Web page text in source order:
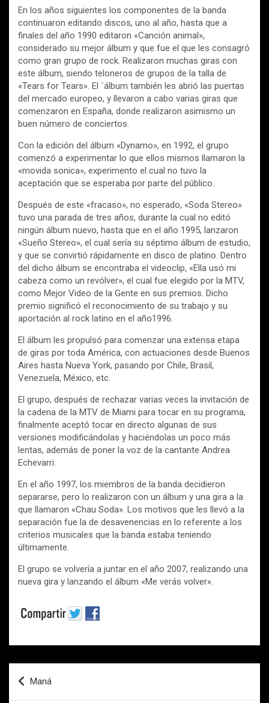
En los años siguientes los componentes de la banda
continuaron editando discos, uno al año, hasta que a
finales del año 1990 editaron «Canción animal»,
considerado su mejor álbum y que fue el que les consagró
como gran grupo de rock. Realizaron muchas giras con
este álbum, siendo teloneros de grupos de la talla de
«Tears for Tears». El ´álbum también les abrió las puertas
del mercado europeo, y llevaron a cabo varias giras que
comenzaron en España, donde realizaron asimismo un
buen número de conciertos.
Con la edición del álbum «Dynamo», en 1992, el grupo
comenzó a experimentar lo que ellos mismos llamaron la
«movida sonica», experimento el cual no tuvo la
aceptación que se esperaba por parte del público.
Después de este «fracaso», no esperado, «Soda Stereo»
tuvo una parada de tres años, durante la cual no editó
ningún álbum nuevo, hasta que en el año 1995, lanzaron
«Sueño Stereo», el cual sería su séptimo álbum de estudio,
y que se convirtió rápidamente en disco de platino. Dentro
del dicho álbum se encontraba el videoclip, «Ella usó mi
cabeza como un revólver», el cual fue elegido por la MTV,
como Mejor Video de la Gente en sus premios. Dicho
premio significó el reconocimiento de su trabajo y su
aportación al rock latino en el año1996.
El álbum les propulsó para comenzar una extensa etapa
de giras por toda América, con actuaciones desde Buenos
Aires hasta Nueva York, pasando por Chile, Brasil,
Venezuela, México, etc.
El grupo, después de rechazar varias veces la invitación de
la cadena de la MTV de Miami para tocar en su programa,
finalmente aceptó tocar en directo algunas de sus
versiones modificándolas y haciéndolas un poco más
lentas, además de poner la voz de la cantante Andrea
Echevarri.
En el año 1997, los miembros de la banda decidieron
separarse, pero lo realizaron con un álbum y una gira a la
que llamaron «Chau Soda». Los motivos que les llevó a la
separación fue la de desavenencias en lo referente a los
criterios musicales que la banda estaba teniendo
últimamente.
El grupo se volvería a juntar en el año 2007, realizando una
nueva gira y lanzando el álbum «Me verás volver».
Navegación
de
Maná